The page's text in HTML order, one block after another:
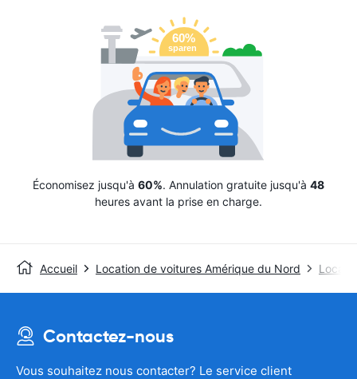
Économisez jusqu'à 60%. Annulation gratuite jusqu'à 48
heures avant la prise en charge.
Accueil Location de voitures Amérique du Nord
Contactez-nous
Vous souhaitez nous contacter? Le service client